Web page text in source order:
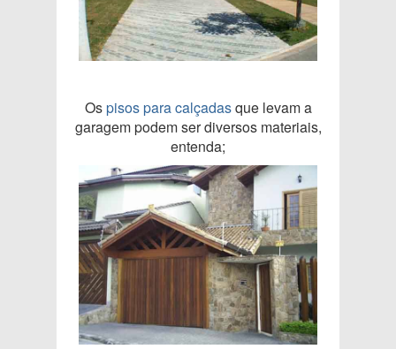
Ospisos para calçadasque levam a
garagem podem ser diversos materiais,
entenda;